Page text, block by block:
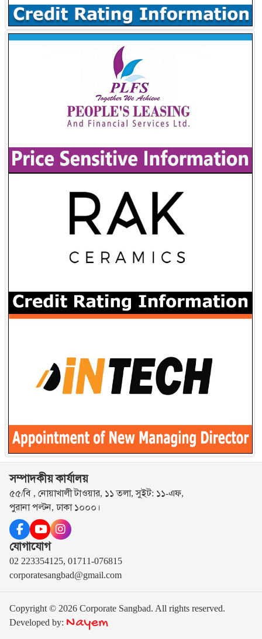
সম্পাদকীয় কার্যালয়
৫৫/বি , নোয়াখালী টাওয়ার, ১১ তলা, সুইট: ১১-এফ,
পুরানা পল্টন, ঢাকা ১০০০।
যোগাযোগ
02 223354125, 01711-076815
corporatesangbad@gmail.com
Copyright © 2026 Corporate Sangbad. All rights reserved.
Developed by: Nayem